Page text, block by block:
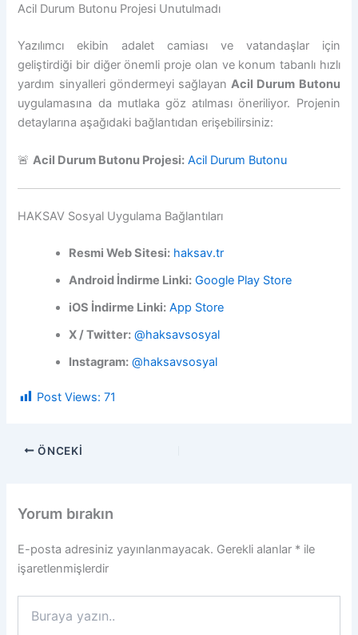
Acil Durum Butonu Projesi Unutulmadı
Yazılımcı ekibin adalet camiası ve vatandaşlar için
geliştirdiği bir diğer önemli proje olan ve konum tabanlı hızlı
yardım sinyalleri göndermeyi sağlayanAcil Durum Butonu
uygulamasına da mutlaka göz atılması öneriliyor. Projenin
detaylarına aşağıdaki bağlantıdan erişebilirsiniz:
🚨Acil Durum Butonu Projesi: Acil Durum Butonu
HAKSAV Sosyal Uygulama Bağlantıları
Resmi Web Sitesi: haksav.tr
Android İndirme Linki: Google Play Store
iOS İndirme Linki: App Store
X / Twitter: @haksavsosyal
Instagram: @haksavsosyal
Post Views: 71
ÖNCEKI
Yorum bırakın
E-posta adresiniz yayınlanmayacak. Gerekli alanlar * ile
işaretlenmişlerdir
yazın..